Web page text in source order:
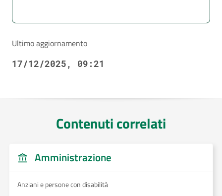
Ultimo aggiornamento
17/12/2025, 09:21
Contenuti correlati
Amministrazione
Anziani e persone con disabilità